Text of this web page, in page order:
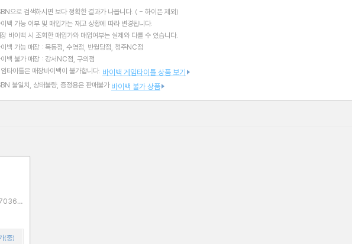
으로 검색하시면 보다 정확한 결과가 나옵니다. ( - 하이픈 제외)
백 가능 여부 및 매입가는 재고 상황에 따라 변경됩니다.
바이백 시 조회한 매입가와 매입여부는 실제와 다를 수 있습니다.
백 가능 매장 : 목동점, 수영점, 반월당점, 청주NC점
백 불가 매장 : 강서NC점, 구의점
타이틀은 매장바이백이 불가합니다. 바이백 게임타이틀 상품 보기
불일치, 상태불량, 증정용은 판매불가 바이백 불가 상품
(중)